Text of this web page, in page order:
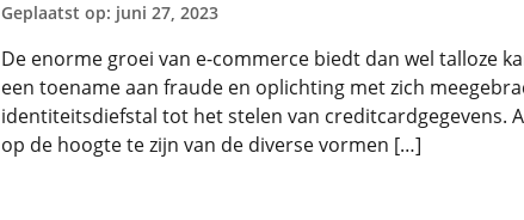
Geplaatst op: juni 27, 2023
De enorme groei van e-commerce biedt dan wel talloze
een toename aan fraude en oplichting met zich
identiteitsdiefstal tot het stelen van creditcardgegevens.
op de hoogte te zijn van de diverse vormen […]